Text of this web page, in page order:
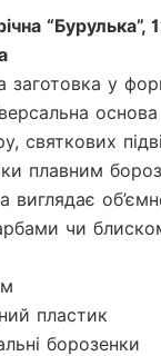
“Бурулька”,
заготовка у
святкових
плавним
виглядає
чи
пластик
борозенки